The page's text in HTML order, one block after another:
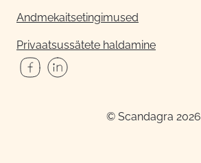
Andmekaitsetingimused
Privaatsussätete haldamine
© Scandagra 2026